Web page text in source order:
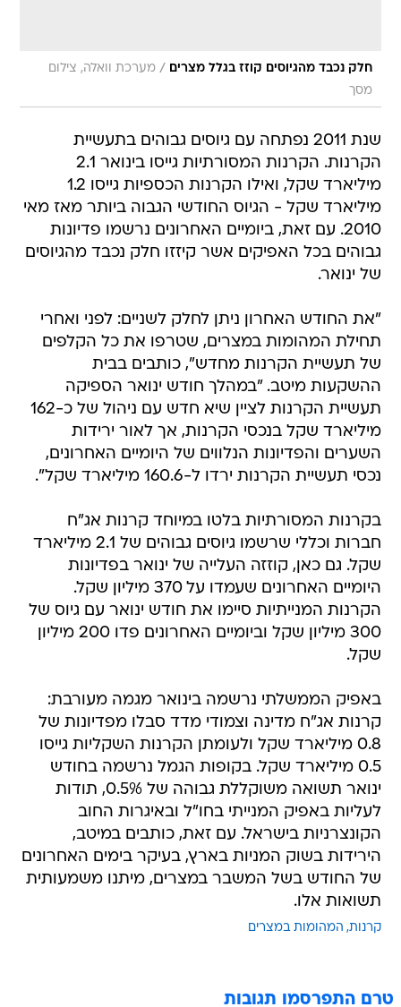
חלק נכבד מהגיוסים קוזז בגלל מצרים / מערכת וואלה, צילום
מסך
שנת 2011 נפתחה עם גיוסים גבוהים בתעשיית
הקרנות. הקרנות המסורתיות גייסו בינואר 2.1
מיליארד שקל, ואילו הקרנות הכספיות גייסו 1.2
מיליארד שקל - הגיוס החודשי הגבוה ביותר מאז מאי
2010. עם זאת, ביומיים האחרונים נרשמו פדיונות
גבוהים בכל האפיקים אשר קיזזו חלק נכבד מהגיוסים
של ינואר.
"את החודש האחרון ניתן לחלק לשניים: לפני ואחרי
תחילת המהומות במצרים, שטרפו את כל הקלפים
של תעשיית הקרנות מחדש", כותבים בבית
ההשקעות מיטב. "במהלך חודש ינואר הספיקה
תעשיית הקרנות לציין שיא חדש עם ניהול של כ-162
מיליארד שקל בנכסי הקרנות, אך לאור ירידות
השערים והפדיונות הנלווים של היומיים האחרונים,
נכסי תעשיית הקרנות ירדו ל-160.6 מיליארד שקל".
בקרנות המסורתיות בלטו במיוחד קרנות אג"ח
חברות וכללי שרשמו גיוסים גבוהים של 2.1 מיליארד
שקל. גם כאן, קוזזה העלייה של ינואר בפדיונות
היומיים האחרונים שעמדו על 370 מיליון שקל.
הקרנות המנייתיות סיימו את חודש ינואר עם גיוס של
300 מיליון שקל וביומיים האחרונים פדו 200 מיליון
שקל.
באפיק הממשלתי נרשמה בינואר מגמה מעורבת:
קרנות אג"ח מדינה וצמודי מדד סבלו מפדיונות של
0.8 מיליארד שקל ולעומתן הקרנות השקליות גייסו
0.5 מיליארד שקל. בקופות הגמל נרשמה בחודש
ינואר תשואה משוקללת גבוהה של 0.5%, תודות
לעליות באפיק המנייתי בחו"ל ובאיגרות החוב
הקונצרניות בישראל. עם זאת, כותבים במיטב,
הירידות בשוק המניות בארץ, בעיקר בימים האחרונים
של החודש בשל המשבר במצרים, מיתנו משמעותית
תשואות אלו.
קרנות המהומות במצרים
טרם התפרסמו תגובות